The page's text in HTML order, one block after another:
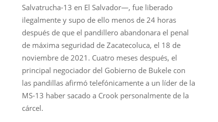
Salvatrucha-13 en El Salvador—, fue liberado
ilegalmente y supo de ello menos de 24 horas
después de que el pandillero abandonara el penal
de máxima seguridad de Zacatecoluca, el 18 de
noviembre de 2021. Cuatro meses después, el
principal negociador del Gobierno de Bukele con
las pandillas afirmó telefónicamente a un líder de la
MS-13 haber sacado a Crook personalmente de la
cárcel.